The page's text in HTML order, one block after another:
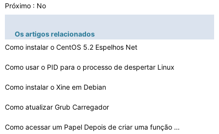
Próximo : No
Os artigos relacionados
Como instalar o CentOS 5.2 Espelhos Net
Como usar o PID para o processo de despertar Linux
Como instalar o Xine em Debian
Como atualizar Grub Carregador
Como acessar um Papel Depois de criar uma função em P…